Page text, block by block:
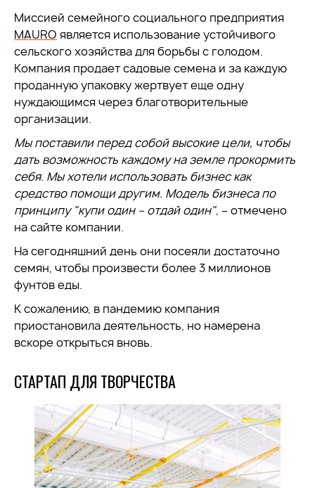
Миссией семейного социального предприятия
MAURO является использование устойчивого
сельского хозяйства для борьбы с голодом.
Компания продает садовые семена и за каждую
проданную упаковку жертвует еще одну
нуждающимся через благотворительные
организации.
Мы поставили перед собой высокие цели, чтобы
дать возможность каждому на земле прокормить
себя. Мы хотели использовать бизнес как
средство помощи другим. Модель бизнеса по
принципу "купи один – отдай один", – отмечено
на сайте компании.
На сегодняшний день они посеяли достаточно
семян, чтобы произвести более 3 миллионов
фунтов еды.
К сожалению, в пандемию компания
приостановила деятельность, но намерена
вскоре открыться вновь.
СТАРТАП ДЛЯ ТВОРЧЕСТВА